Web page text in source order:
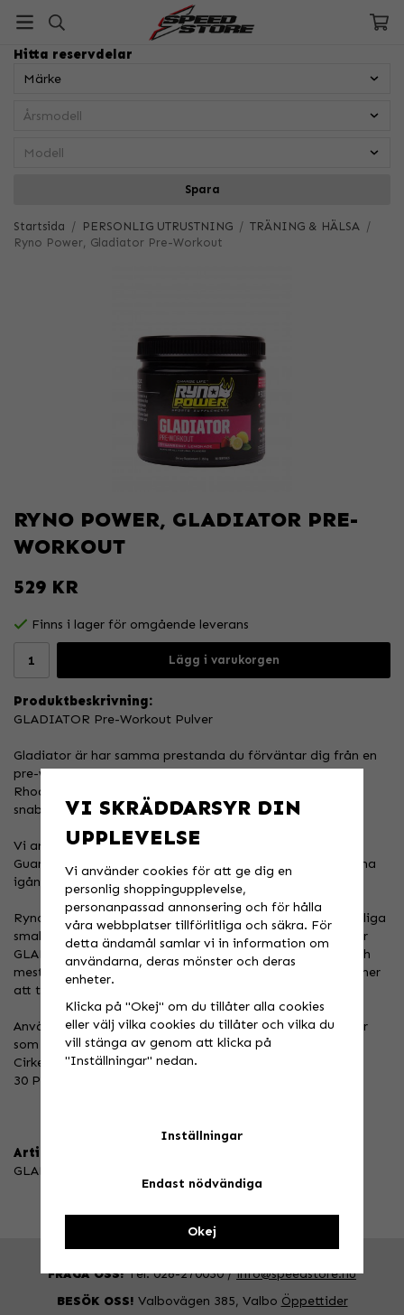
Hitta reservdelar
Spara
Startsida / PERSONLIG UTRUSTNING / TRÄNING & HÄLSA /
Ryno Power, Gladiator Pre-Workout
RYNO POWER, GLADIATOR PRE-
WORKOUT
529 KR
Finns i lager för omgående leverans
Lägg i varukorgen
Produktbeskrivning:
GLADIATOR Pre-Workout Pulver
Gladiator är har samma prestanda du förväntar dig från en
pre-workout med tillsatta Endurance ingredienser som
Rhodiola och ActiGin som hjälper dig träna hårdare och
snabbare än någonsin tidigare!
Vi använder två olika former av koffein, rent koffein och
Guarana fröextrakt 50% så att du har energi för att komma
igång och energi att hålla igång!
Ryno Power använder bara ICKE Genmanipulerade naturliga
smakämnen som Jordgubb Lemonade och Stevia. Det gör
GLADIATOR till den bästa, välsmakande, hälsosamma och
mest prestationsbaserade Pre- träning du någonsin kommer
att ta!
Använd denna produkt för gym, för uthållighetsaktiviteter
som Cykling, Triathlon, Motocross, Action Sports,
Cirkelträning med flera.
30 Portioner
Artikelnummer:
GLAD-TUB
FRÅGA OSS!Tel. 026-270030 /info@speedstore.nu
BESÖK OSS! Valbovägen 385, Valbo Öppettider
VI SKRÄDDARSYR DIN
UPPLEVELSE
Vi använder cookies för att ge dig en
personlig shoppingupplevelse,
personanpassad annonsering och för hålla
våra webbplatser tillförlitliga och säkra. För
detta ändamål samlar vi in information om
användarna, deras mönster och deras
enheter.
Klicka på "Okej" om du tillåter alla cookies
eller välj vilka cookies du tillåter och vilka du
vill stänga av genom att klicka på
"Inställningar" nedan.
Inställningar
Endast nödvändiga
Okej